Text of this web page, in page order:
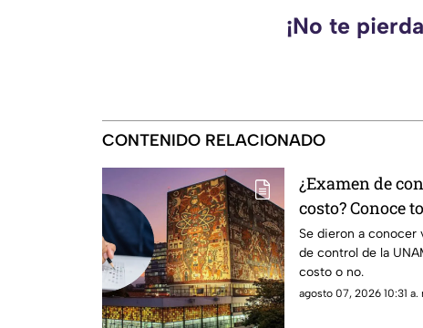
¡No te
CONTENIDO RELACIONADO
¿Examen de
costo? Conoce
Se dieron a conocer
de control de la
costo o no.
agosto 07, 2026 10:31 a.